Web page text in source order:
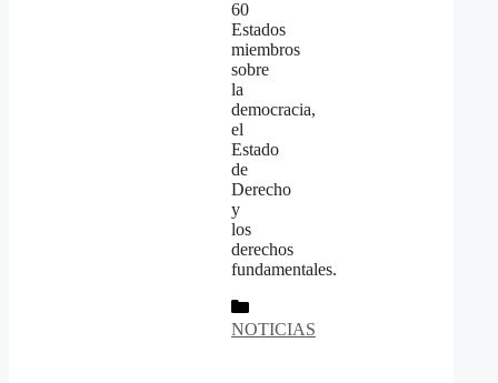
60
Estados
miembros
sobre
la
democracia,
el
Estado
de
Derecho
y
los
derechos
fundamentales.
Categorías
NOTICIAS